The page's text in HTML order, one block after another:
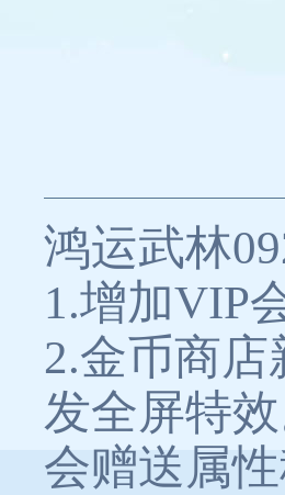
鸿运武林
1.增加VIP
2.金币商
发全屏特
会赠送属性